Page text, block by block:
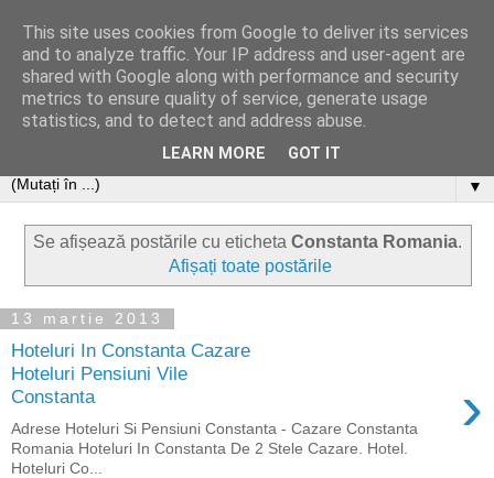
▼
Se afișează postările cu eticheta Constanta Romania.
Afișați toate postările
13 martie 2013
Hoteluri In Constanta Cazare
Hoteluri Pensiuni Vile
Constanta
›
Adrese Hoteluri Si Pensiuni Constanta - Cazare Constanta
Romania Hoteluri In Constanta De 2 Stele Cazare. Hotel.
Hoteluri Co...
This site uses cookies from Google to deliver its services
and to analyze traffic. Your IP address and user-agent are
shared with Google along with performance and security
metrics to ensure quality of service, generate usage
statistics, and to detect and address abuse.
LEARN MORE GOT IT